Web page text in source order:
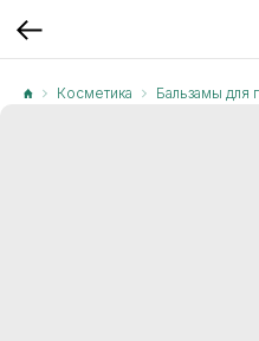
Косметика Бальзамы для